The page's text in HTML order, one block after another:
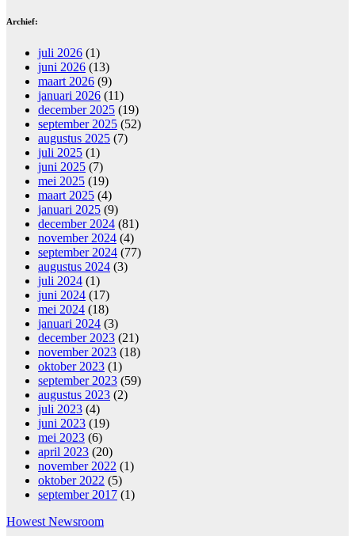
Archief:
juli 2026 (1)
juni 2026 (13)
maart 2026 (9)
januari 2026 (11)
december 2025 (19)
september 2025 (52)
augustus 2025 (7)
juli 2025 (1)
juni 2025 (7)
mei 2025 (19)
maart 2025 (4)
januari 2025 (9)
december 2024 (81)
november 2024 (4)
september 2024 (77)
augustus 2024 (3)
juli 2024 (1)
juni 2024 (17)
mei 2024 (18)
januari 2024 (3)
december 2023 (21)
november 2023 (18)
oktober 2023 (1)
september 2023 (59)
augustus 2023 (2)
juli 2023 (4)
juni 2023 (19)
mei 2023 (6)
april 2023 (20)
november 2022 (1)
oktober 2022 (5)
september 2017 (1)
Howest Newsroom